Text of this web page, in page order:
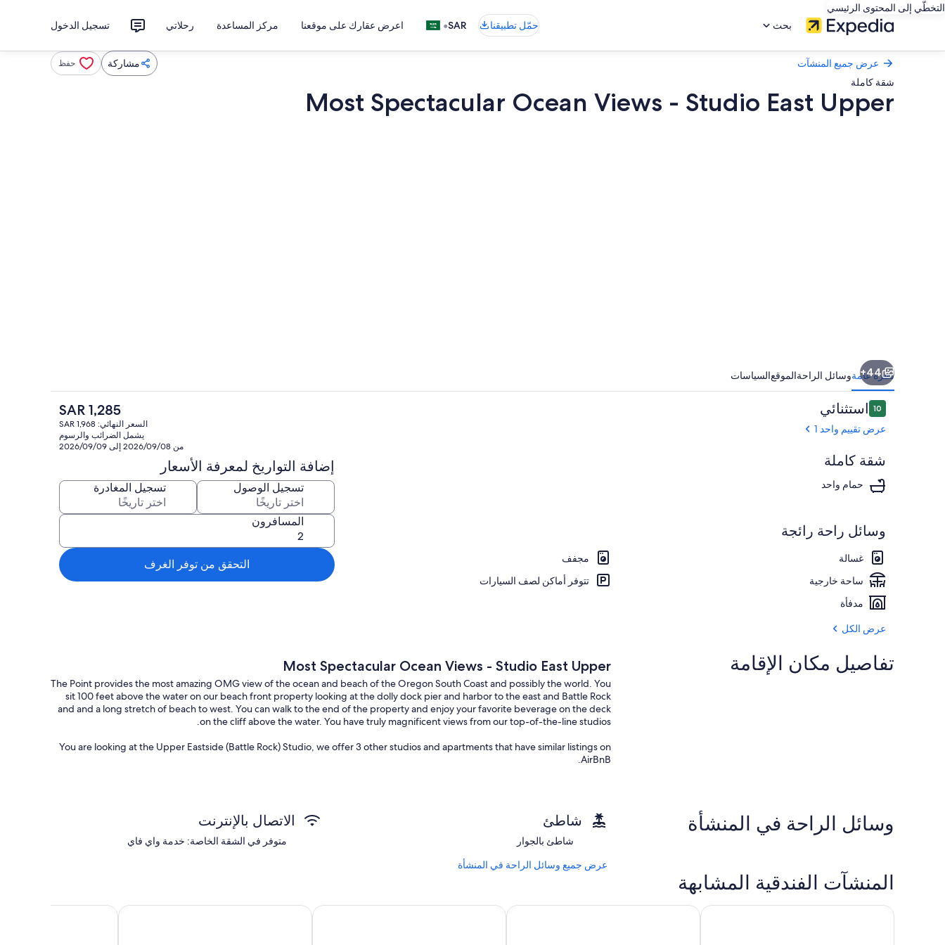
التخطّي إلى المحتوى الرئيسي
بحث
حمّل تطبيقنا SAR
• اعرض عقارك على موقعنا مركز المساعدة رحلاتي تسجيل الدخول
عرض جميع المنشآت مشاركة حفظ
شقة كاملة
Most Spectacular Ocean Views - Studio East Upper
المنطقة المحيطة بالمنشأة
44+
نظرة عامةوسائل الراحةالموقعالسياسات
التقييمات
10
10 من 10 استثنائي
عرض تقييم واحد 1
شقة كاملة
حمام واحد
وسائل راحة رائجة
غسالة
مجفف
ساحة خارجية
تتوفر أماكن لصف السيارات
مدفأة
عرض الكل
السعر
الحالي
هو
SAR
SAR 1,285
السعر النهائي: SAR 1,968
يشمل الضرائب والرسوم
من 2026/09/08 إلى 2026/09/09
إضافة التواريخ لمعرفة الأسعار
تسجيل الوصول تسجيل المغادرة
المسافرون
التحقق من توفر الغرف
تفاصيل مكان الإقامة Most Spectacular Ocean Views - Studio East Upper
The Point provides the most amazing OMG view of the ocean and beach of the Oregon South Coast and possibly the world. You
sit 100 feet above the water on our beach front property looking at the dolly dock pier and harbor to the east and Battle Rock
and and a long stretch of beach to west. You can walk to the end of the property and enjoy your favorite beverage on the deck
on the cliff above the water. You have truly magnificent views from our top-of-the-line studios.
You are looking at the Upper Eastside (Battle Rock) Studio, we offer 3 other studios and apartments that have similar listings on
AirBnB.
dolly dock to the west. The unit is furnished with a bistro table for two, two cushy chairs that can be moved to capture the best
views. The studio has a small refrigerator, microwave and coffee making equipment. The bathroom has heated floor, huge
shower, twin sinks and a soaking tub and Japanese bidet toilet!
Additional amenities like washing machine and dryer access, Iron and ironing boards available on request.
We have a local manager who will be available via messenger app throughout your stay.
وسائل الراحة في المنشأة شاطئ
شاطئ بالجوار
الاتصال بالإنترنت
متوفر في الشقة الخاصة: خدمة واي فاي
عرض جميع وسائل الراحة في المنشأة
المنشآت الفندقية المشابهة
ذا وايلدفلور إن أوشينفرونت هوم إن بورت أورفورد ذا لايت هاوسكاستيلو دي سابيا cottage! Ping Pong, Ninja Warrior setup! Firepit, orchard!
and beach access